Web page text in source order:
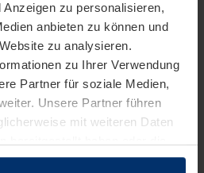
zu personalisieren,
anbieten zu können und
zu analysieren.
zu Ihrer Verwendung
Partner für soziale Medien,
Unsere Partner führen
mit weiteren Daten
der Dienste gesammelt